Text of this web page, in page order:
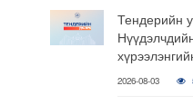
Тендерийн
2026-08-03